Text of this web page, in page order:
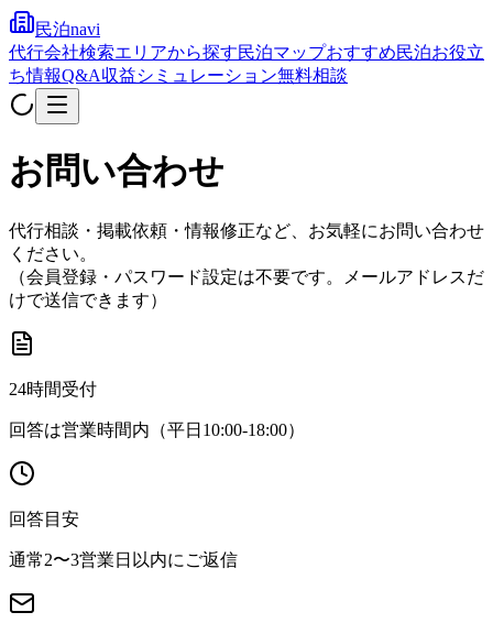
民泊navi
代行会社検索エリアから探す民泊マップおすすめ民泊お役立
ち情報Q&A収益シミュレーション無料相談
お問い合わせ
代行相談・掲載依頼・情報修正など、お気軽にお問い合わせ
ください。
（会員登録・パスワード設定は不要です。メールアドレスだ
けで送信できます）
24時間受付
回答は営業時間内（平日10:00-18:00）
回答目安
通常2〜3営業日以内にご返信